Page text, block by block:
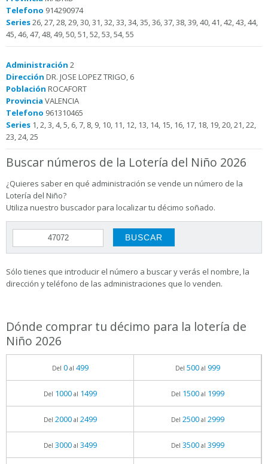
Telefono 914290974
Series26, 27, 28, 29, 30, 31, 32, 33, 34, 35, 36, 37, 38, 39, 40, 41, 42, 43, 44,
45, 46, 47, 48, 49, 50, 51, 52, 53, 54, 55
Administración 2
Dirección DR. JOSE LOPEZ TRIGO, 6
Población ROCAFORT
Provincia VALENCIA
Telefono 961310465
Series 1, 2, 3, 4, 5, 6, 7, 8, 9, 10, 11, 12, 13, 14, 15, 16, 17, 18, 19, 20, 21, 22,
23, 24, 25
Buscar números de la Lotería del Niño 2026
¿Quieres saber en qué administración se vende un número de la
Lotería del Niño?
Utiliza nuestro buscador para localizar tu décimo soñado.
Sólo tienes que introducir el número a buscar y verás el nombre, la
dirección y teléfono de las administraciones que lo venden.
Dónde comprar tu décimo para la lotería de
Niño 2026
Del 0al 499 Del 500al 999
Del 1000al 1499 Del 1500al 1999
Del 2000al 2499 Del 2500al 2999
Del 3000al 3499 Del 3500al 3999